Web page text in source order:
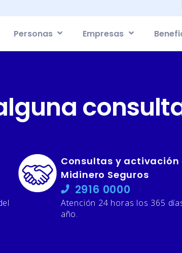
Personas Empresas
Consultas y activación
Midinero Seguros
2916 0000
Atención 24 horas los 365
año.